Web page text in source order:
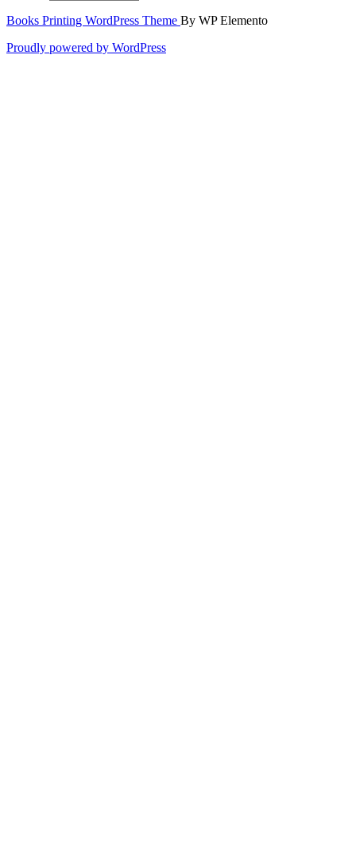
Books Printing WordPress Theme By WP Elemento
Proudly powered by WordPress